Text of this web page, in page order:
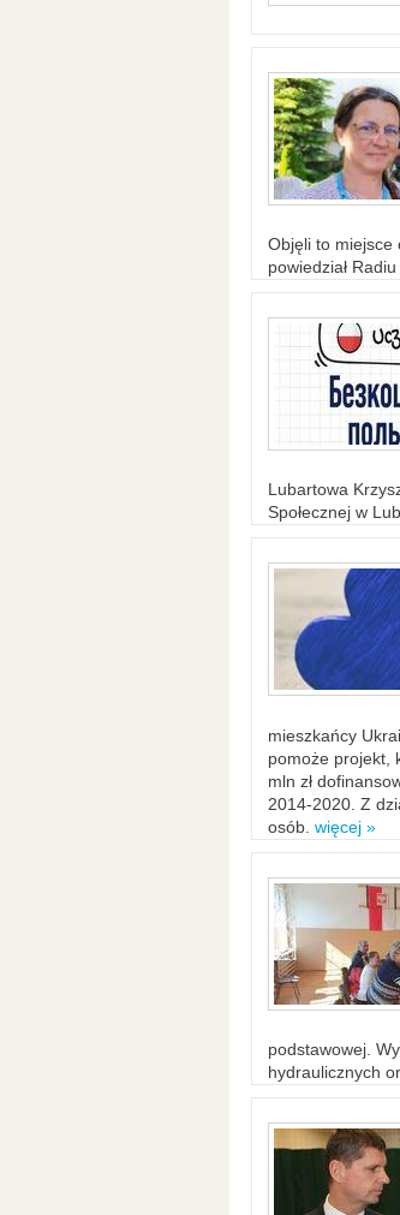
Objęli to miejsce
powiedział
Lubartowa
Społecznej w
mieszkańcy
pomoże projekt,
mln zł
2014-2020. Z
osób. więcej »
podstawowej.
hydraulicznych